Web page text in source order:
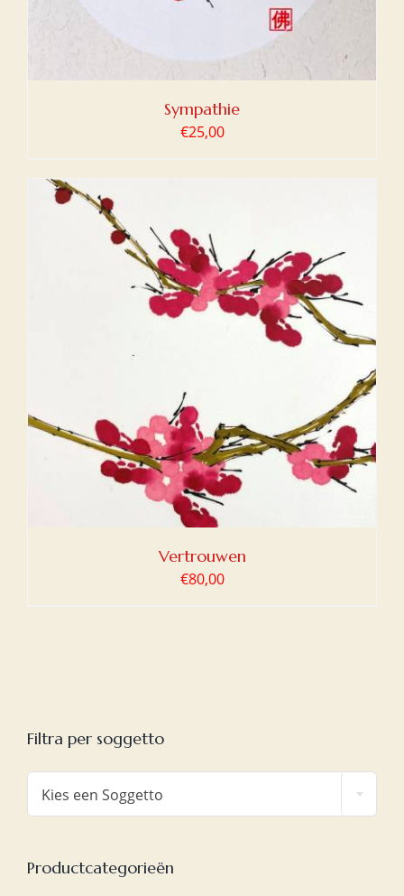
Sympathie
€25,00
Vertrouwen
€80,00
Filtra per soggetto
Kies een Soggetto
Productcategorieën